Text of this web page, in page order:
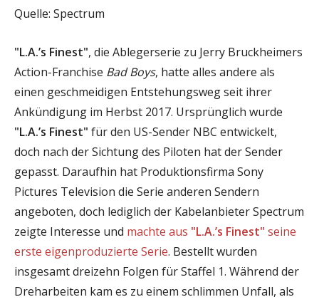
Quelle: Spectrum
"L.A.’s Finest", die Ablegerserie zu Jerry Bruckheimers
Action-Franchise Bad Boys, hatte alles andere als
einen geschmeidigen Entstehungsweg seit ihrer
Ankündigung im Herbst 2017. Ursprünglich wurde
"L.A.’s Finest" für den US-Sender NBC entwickelt,
doch nach der Sichtung des Piloten hat der Sender
gepasst. Daraufhin hat Produktionsfirma Sony
Pictures Television die Serie anderen Sendern
angeboten, doch lediglich der Kabelanbieter Spectrum
zeigte Interesse und machte aus "L.A.’s Finest" seine
erste eigenproduzierte Serie. Bestellt wurden
insgesamt dreizehn Folgen für Staffel 1. Während der
Dreharbeiten kam es zu einem schlimmen Unfall, als